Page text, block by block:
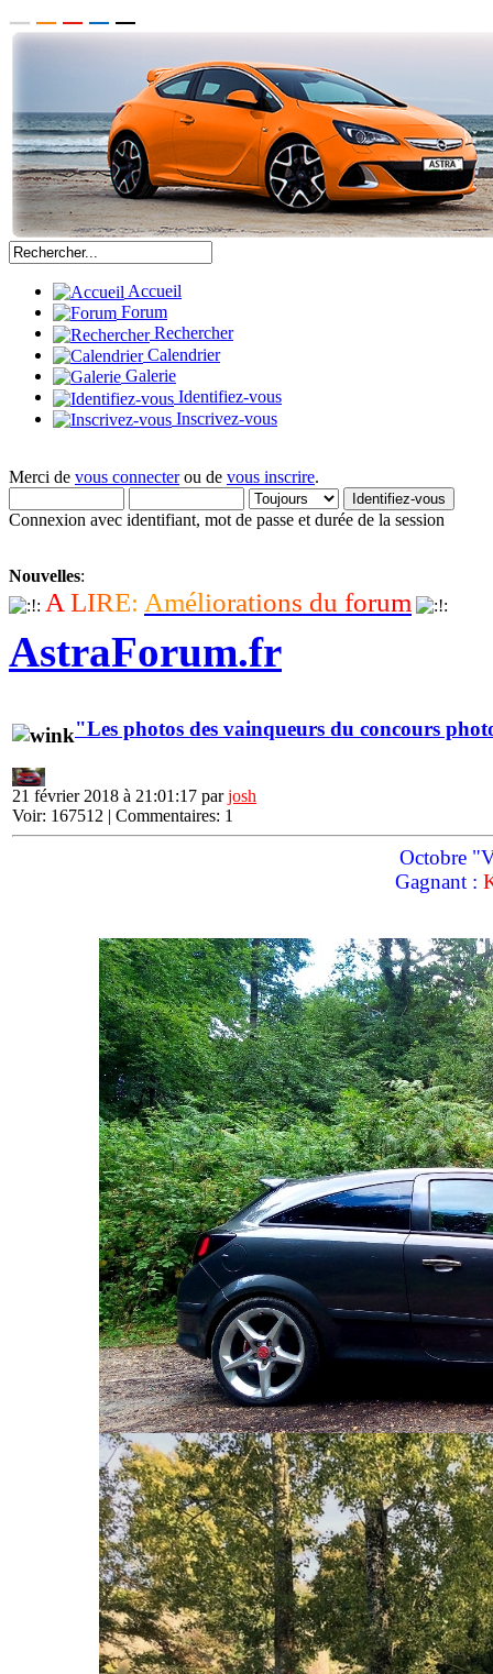
Accueil
Forum
Rechercher
Calendrier
Galerie
Identifiez-vous
Inscrivez-vous
Merci de vous connecterou de vous inscrire.
Connexion avec identifiant, mot de passe et durée de la session
Nouvelles:
A LIRE: Améliorations du forum
AstraForum.fr
"Les photos des vainqueurs du concours
21 février 2018 à 21:01:17 parjosh
Voir: 167512 | Commentaires: 1
Octobre
Gagnant :